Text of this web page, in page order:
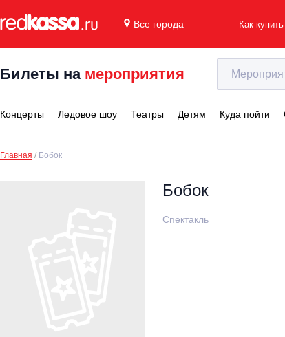
Все города Как купить
Билеты на мероприятия
Концерты Ледовое шоу Театры Детям Куда пойти
Главная Бобок
Бобок
Спектакль